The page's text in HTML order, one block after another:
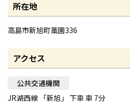
所在地
高島市新旭町藁園336
アクセス
公共交通機関
JR湖西線 「新旭」 下車 車 7分